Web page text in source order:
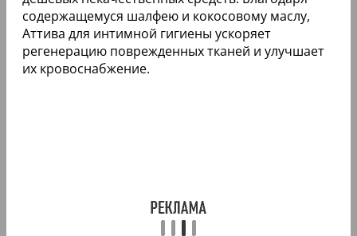
содержащемуся шалфею и кокосовому маслу,
Аттива для интимной гигиены ускоряет
регенерацию поврежденных тканей и улучшает
их кровоснабжение.